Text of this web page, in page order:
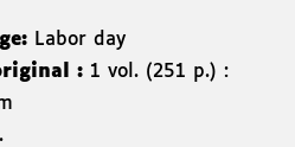
Labor day
: 1 vol. (251 p.) :
.